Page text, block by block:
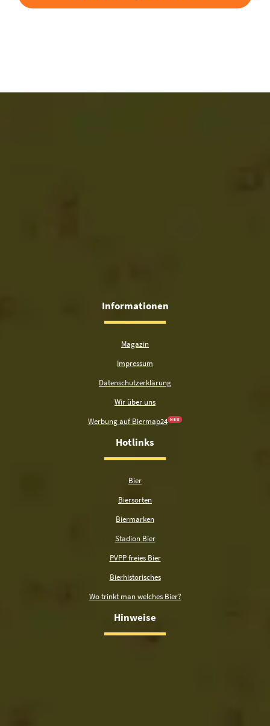
Informationen
Magazin
Impressum
Datenschutzerklärung
Wir über uns
Werbung auf Biermap24 N E U
Hotlinks
Bier
Biersorten
Biermarken
Stadion Bier
PVPP freies Bier
Bierhistorisches
Wo trinkt man welches Bier?
Hinweise